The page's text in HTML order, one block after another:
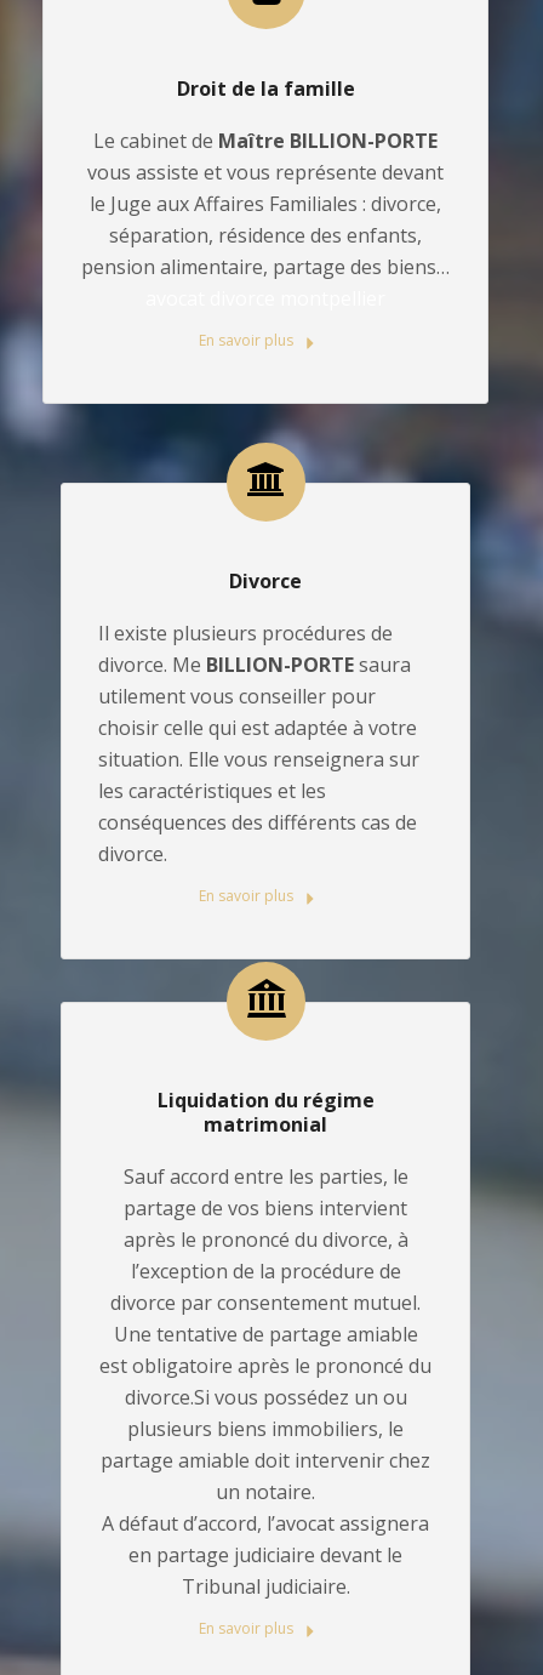
Droit de la famille
Le cabinet de Maître BILLION-PORTE
vous assiste et vous représente devant
le Juge aux Affaires Familiales : divorce,
séparation, résidence des enfants,
pension alimentaire, partage des biens…
En savoir plus
Divorce
Il existe plusieurs procédures de
divorce. Me BILLION-PORTEsaura
utilement vous conseiller pour
choisir celle qui est adaptée à votre
situation. Elle vous renseignera sur
les caractéristiques et les
conséquences des différents cas de
divorce.
En savoir plus
Liquidation du régime
matrimonial
Sauf accord entre les parties, le
partage de vos biens intervient
après le prononcé du divorce, à
l’exception de la procédure de
divorce par consentement mutuel.
Une tentative de partage amiable
est obligatoire après le prononcé du
divorce.Si vous possédez un ou
plusieurs biens immobiliers, le
partage amiable doit intervenir chez
un notaire.
A défaut d’accord, l’avocat assignera
en partage judiciaire devant le
Tribunal judiciaire.
En savoir plus